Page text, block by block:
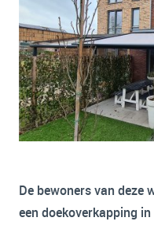
De bewoners van deze
een doekoverkapping